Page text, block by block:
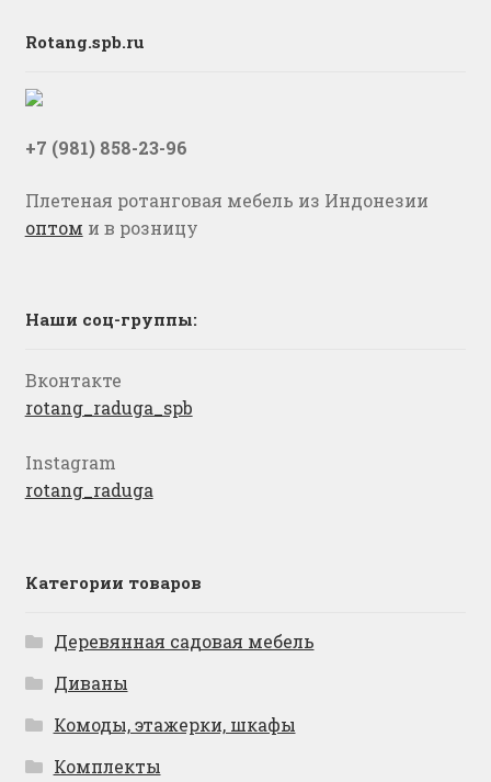
Rotang.spb.ru
+7 (981) 858-23-96
Плетеная ротанговая мебель из Индонезии
оптом и в розницу
Наши соц-группы:
Вконтакте
rotang_raduga_spb
Instagram
rotang_raduga
Категории товаров
Деревянная садовая мебель
Диваны
Комоды, этажерки, шкафы
Комплекты